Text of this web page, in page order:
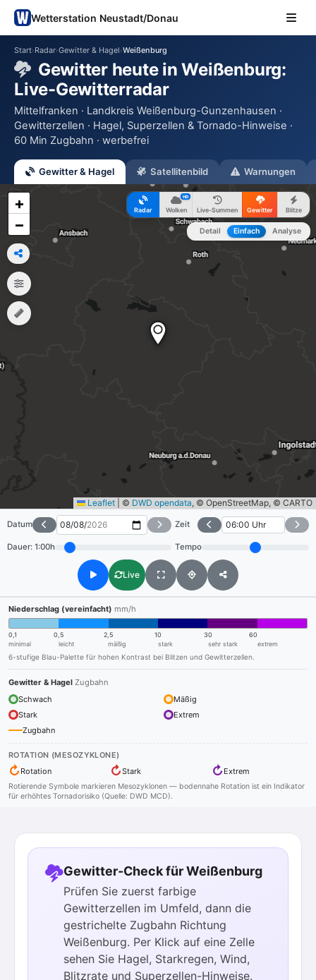
Wetterstation Neustadt/Donau
Start›Radar›Gewitter & Hagel›Weißenburg
Gewitter heute in Weißenburg:
Live-Gewitterradar
Mittelfranken · Landkreis Weißenburg-Gunzenhausen ·
Gewitterzellen · Hagel, Superzellen & Tornado-Hinweise ·
60 Min Zugbahn · werbefrei
Gewitter & Hagel Satellitenbild Warnungen
Radar Wolken
HD
Live-Summen Gewitter Blitze
Detail Einfach Analyse
+
−
Leaflet © DWD opendata, © OpenStreetMap, © CARTO
Datum Zeit
Dauer: 1:00h Tempo
Live
Niederschlag (vereinfacht) mm/h
0,1 0,5 2,5 10 30
60
minimal
leicht mäßig stark sehr stark extrem
6-stufige Blau-Palette für hohen Kontrast bei Blitzen und Gewitterzellen.
Gewitter & Hagel Zugbahn
Schwach
Mäßig
Stark
Extrem
Zugbahn
ROTATION (MESOZYKLONE)
↻ Rotation ↻Stark ↻ Extrem
Rotierende Symbole markieren Mesozyklonen — bodennahe Rotation ist ein Indikator
für erhöhtes Tornadorisiko (Quelle: DWD MCD).
Gewitter-Check für Weißenburg
Prüfen Sie zuerst farbige
Gewitterzellen im Umfeld, dann die
gestrichelte Zugbahn Richtung
Weißenburg. Per Klick auf eine Zelle
sehen Sie Hagel, Starkregen, Wind,
Blitzrate und Superzellen-Hinweise.